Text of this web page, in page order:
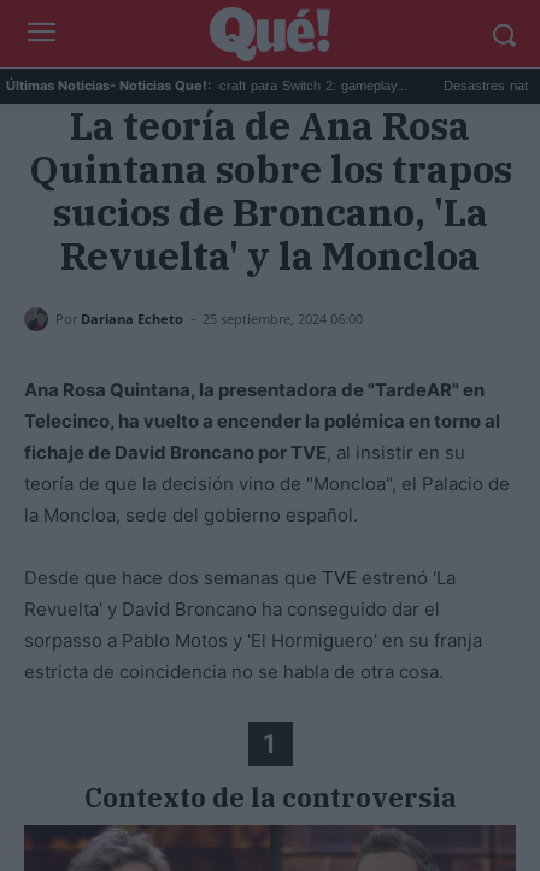
Últimas Noticias- Noticias Que!:
Beta sorpresa de Minecraft para Switch 2: gameplay... Desastres naturales:
La teoría de Ana Rosa
Quintana sobre los trapos
sucios de Broncano, 'La
Revuelta' y la Moncloa
Por Dariana Echeto - 25 septiembre, 2024 06:00
Ana Rosa Quintana, la presentadora de "TardeAR" en
Telecinco, ha vuelto a encender la polémica en torno al
fichaje de David Broncano por TVE, al insistir en su
teoría de que la decisión vino de "Moncloa", el Palacio de
la Moncloa, sede del gobierno español.
Desde que hace dos semanas que TVE estrenó 'La
Revuelta' y David Broncano ha conseguido dar el
sorpasso a Pablo Motos y 'El Hormiguero' en su franja
estricta de coincidencia no se habla de otra cosa.
1
Contexto de la controversia